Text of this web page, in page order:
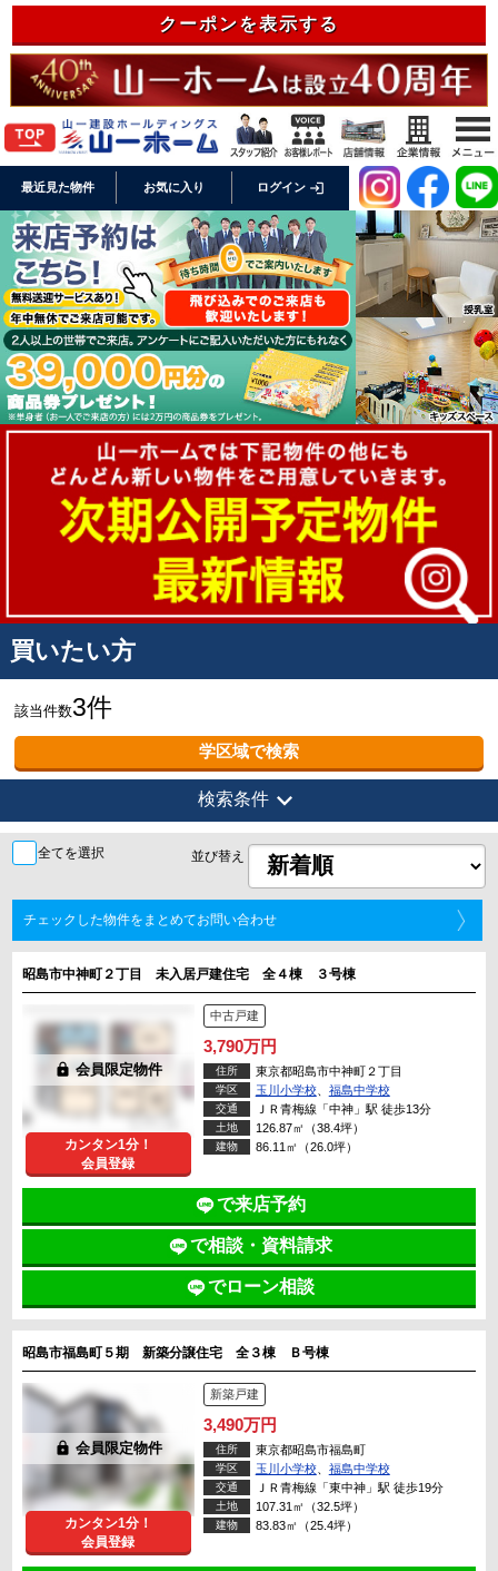
クーポンを表示する
最近見た物件 お気に入り ログイン login
買いたい方
該当件数3件
学区域で検索
検索条件 expand_more
全てを選択 並び替え
チェックした物件をまとめてお問い合わせ
昭島市中神町２丁目 未入居戸建住宅 全４棟 ３号棟
lock 会員限定物件
カンタン1分！
会員登録
中古戸建
3,790万円
住所 東京都昭島市中神町２丁目
学区 玉川小学校、 福島中学校
交通 ＪＲ青梅線「中神」駅 徒歩13分
土地 126.87㎡（38.4坪）
建物 86.11㎡（26.0坪）
で来店予約
で相談・資料請求
でローン相談
昭島市福島町５期 新築分譲住宅 全３棟 Ｂ号棟
lock 会員限定物件
カンタン1分！
会員登録
新築戸建
3,490万円
住所 東京都昭島市福島町
学区 玉川小学校、 福島中学校
交通 ＪＲ青梅線「東中神」駅 徒歩19分
土地 107.31㎡（32.5坪）
建物 83.83㎡（25.4坪）